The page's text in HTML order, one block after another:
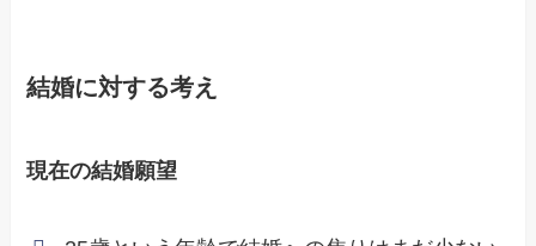
結婚に対する考え
現在の結婚願望